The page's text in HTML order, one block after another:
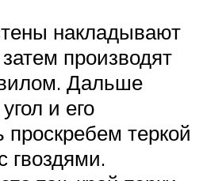
накладывают
затем производят
Дальше
и его
проскребем теркой
гвоздями.